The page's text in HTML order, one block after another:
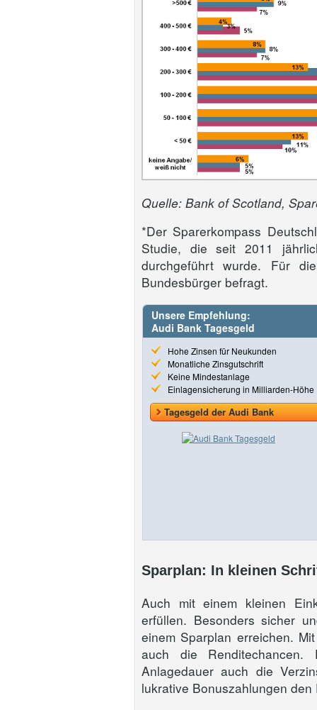
Quelle: Bank of Scotland,
*Der Sparerkompass
Studie, die seit 2011
durchgeführt wurde. Für
Bundesbürger befragt.
Unsere Empfehlung:
Audi Bank Tagesgeld
Hohe Zinsen für Neukunden
Monatliche Zinsgutschrift
Keine Mindestanlage
Einlagensicherung in Milliarden-Höhe
Tagesgeld der Audi Bank
Sparplan: In kleinen
Auch mit einem kleinen
erfüllen. Besonders sicher
einem Sparplan erreichen.
auch die
Anlagedauer auch die
lukrative Bonuszahlungen